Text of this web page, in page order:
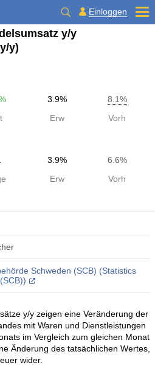
Einloggen
y/y
y)
3.9%
8.1%
Erw Vorh
3.9%
6.6%
Erw Vorh
Schweden (SCB) (Statistics
y/y zeigen eine Veränderung der
mit Waren und Dienstleistungen
im Vergleich zum gleichen Monat
Änderung des tatsächlichen Wertes,
wider.